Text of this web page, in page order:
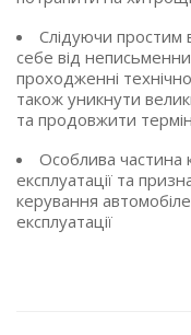
Слідуючи простим
себе від
проходженні
також уникнути
та продовжити
Особлива частина
експлуатації та
керування
експлуатації